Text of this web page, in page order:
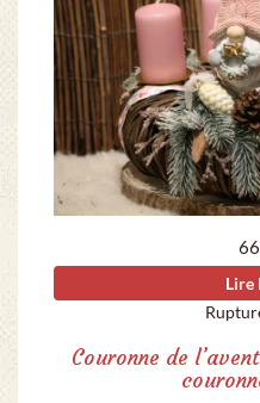
Lire
Couronne de